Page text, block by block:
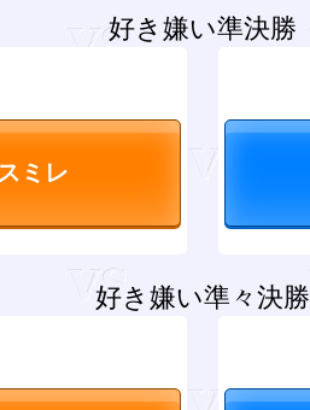
好き嫌い準決勝
好き嫌い準々決勝